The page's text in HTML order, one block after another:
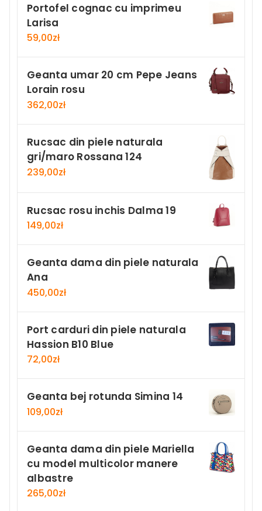
Portofel cognac cu imprimeu
Larisa
59,00zł
Geanta umar 20 cm Pepe Jeans
Lorain rosu
362,00zł
Rucsac din piele naturala
gri/maro Rossana 124
239,00zł
Rucsac rosu inchis Dalma 19
149,00zł
Geanta dama din piele naturala
Ana
450,00zł
Port carduri din piele naturala
Hassion B10 Blue
72,00zł
Geanta bej rotunda Simina 14
109,00zł
Geanta dama din piele Mariella
cu model multicolor manere
albastre
265,00zł